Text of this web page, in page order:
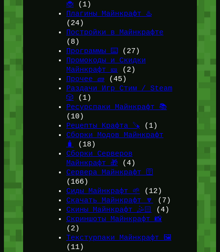
🐞(1)
Плагины Майнкрафт ♨️
(24)
Постройки в Майнкрафте
(8)
Программы ⌨️(27)
Промокоды и Скидки
Майнкрафт 🎫
(2)
Прочее 🧱 (45)
Раздачи Игр Стим / Steam
🎲 (1)
Ресурспаки Майнкрафт 📚
(10)
Рецепты Крафта 🪚 (1)
Сборки Модов Майнкрафт
🧳
(18)
Сборки Серверов
Майнкрафт 🎁 (4)
Сервера Майнкрафт 🛜
(166)
Сиды Майнкрафт 🌱
(12)
Скачать Майнкрафт 🔽
(7)
Скины Майнкрафт 🤹🏻
(4)
Скриншоты Майнкрафт 📸
(2)
Текстурпаки Майнкрафт 🖼️
(11)